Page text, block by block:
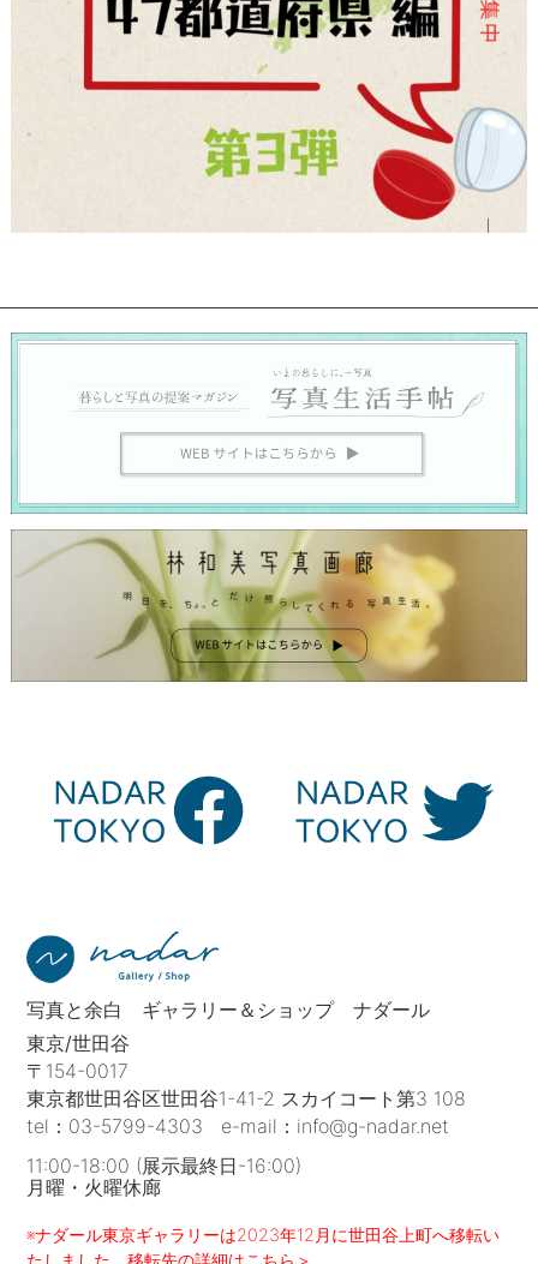
写真と余白 ギャラリー＆ショップ ナダール
東京/世田谷
〒154-0017
東京都世田谷区世田谷1-41-2 スカイコート第3 108
tel： 03-5799-4303 e-mail： info@g-nadar.net
11:00-18:00 (展示最終日-16:00)
月曜・火曜休廊
※ナダール東京ギャラリーは2023年12月に世田谷上町へ移転い